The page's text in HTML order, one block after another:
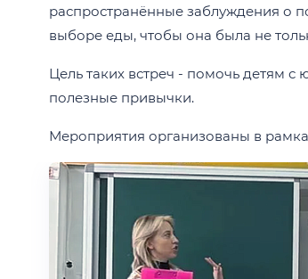
распространённые заблуждения о
выборе еды, чтобы она была не
Цель таких встреч - помочь детям с
полезные привычки.
Мероприятия организованы в